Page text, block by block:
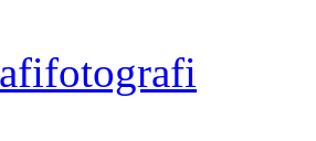
fotografi